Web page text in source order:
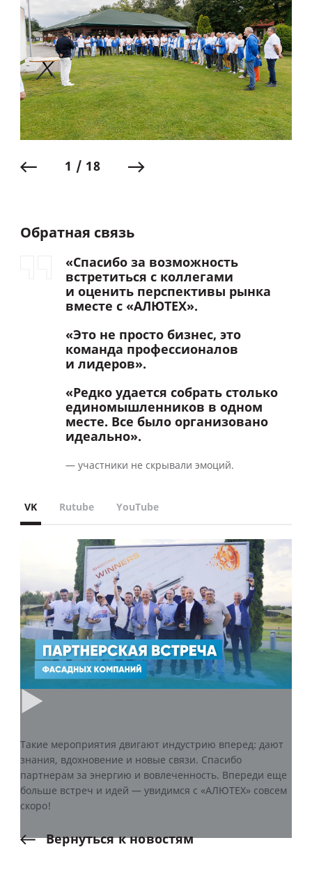
1 / 18
Обратная связь
«Спасибо за возможность
встретиться с коллегами
и оценить перспективы рынка
вместе с «АЛЮТЕХ».
«Это не просто бизнес, это
команда профессионалов
и лидеров».
«Редко удается собрать столько
единомышленников в одном
месте. Все было организовано
идеально».
— участники не скрывали эмоций.
VK Rutube YouTube
Такие мероприятия двигают индустрию вперед: дают
знания, вдохновение и новые связи. Спасибо
партнерам за энергию и вовлеченность. Впереди еще
больше встреч и идей — увидимся с «АЛЮТЕХ» совсем
скоро!
Вернутьсякновостям